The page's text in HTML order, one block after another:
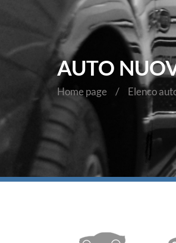
AUTO
Home page Elenco